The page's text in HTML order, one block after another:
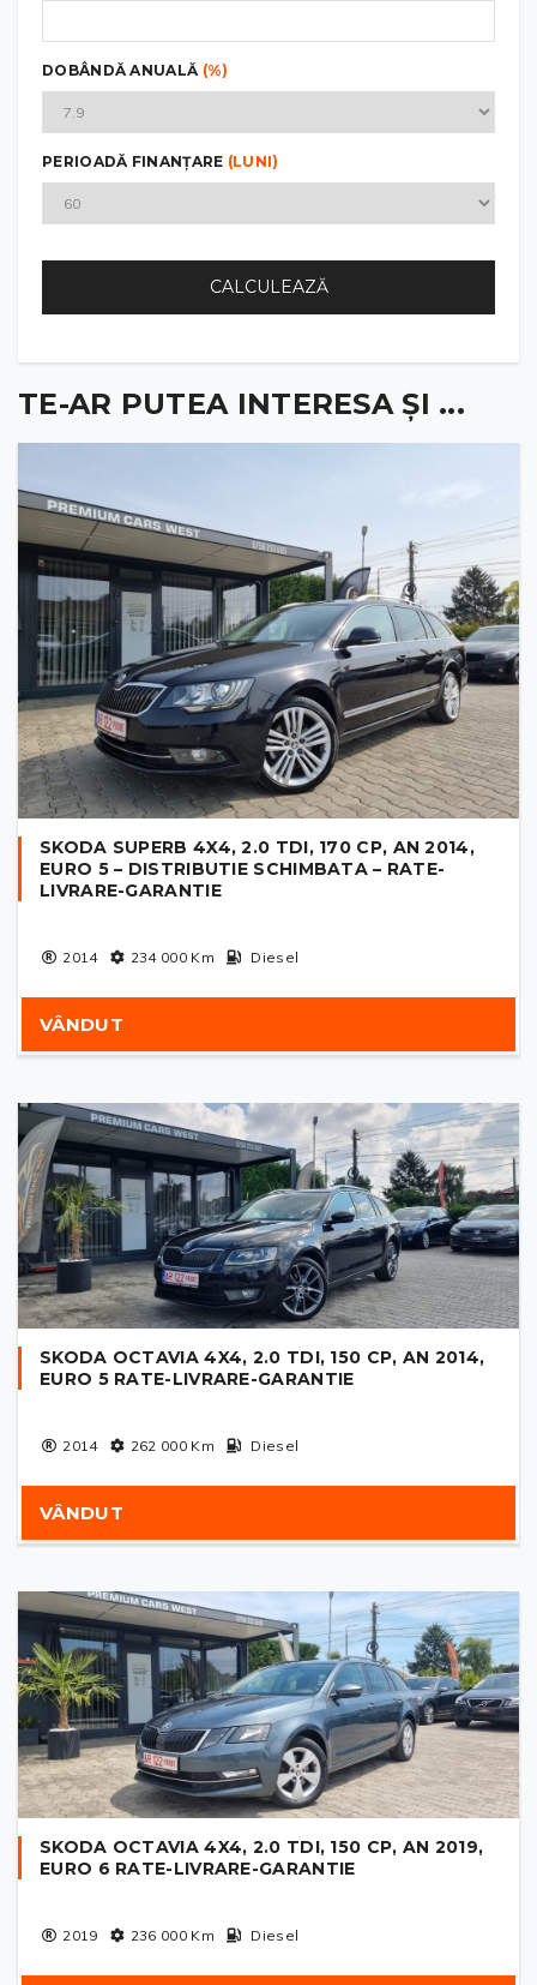
DOBÂNDĂ ANUALĂ (%)
PERIOADĂ FINANȚARE (LUNI)
CALCULEAZĂ
TE-AR PUTEA INTERESA ȘI ...
SKODA SUPERB 4X4, 2.0 TDI, 170 CP, AN 2014,
EURO 5 – DISTRIBUTIE SCHIMBATA – RATE-
LIVRARE-GARANTIE
2014 234 000Km Diesel
VÂNDUT
SKODA OCTAVIA 4X4, 2.0 TDI, 150 CP, AN 2014,
EURO 5 RATE-LIVRARE-GARANTIE
2014 262 000Km Diesel
VÂNDUT
SKODA OCTAVIA 4X4, 2.0 TDI, 150 CP, AN 2019,
EURO 6 RATE-LIVRARE-GARANTIE
2019 236 000Km Diesel